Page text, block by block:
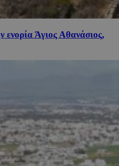
ενορία Άγιος Αθανάσιος,